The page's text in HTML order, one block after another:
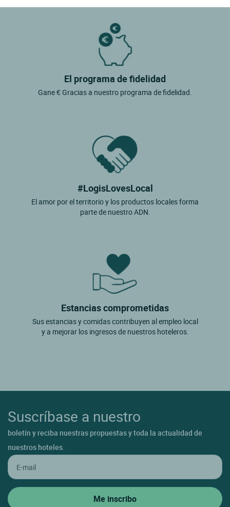
El programa de fidelidad
Gane € Gracias a nuestro programa de fidelidad.
#LogisLovesLocal
El amor por el territorio y los productos locales forma
parte de nuestro ADN.
Estancias comprometidas
Sus estancias y comidas contribuyen al empleo local
y a mejorar los ingresos de nuestros hoteleros.
Suscríbase a nuestro
boletín y reciba nuestras propuestas y toda la actualidad de
nuestros hoteles.